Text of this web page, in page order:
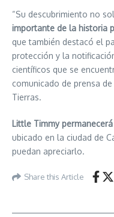
“Su descubrimiento no
importante de la historia
que también destacó el
protección y la
científicos que se
comunicado de prensa
Tierras.
Little Timmy
ubicado en la ciudad de
puedan apreciarlo.
Share this Article